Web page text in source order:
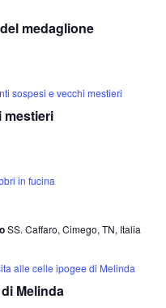
medaglione
mestieri
sospesi e vecchi mestieri
in fucina
SS. Caffaro, Cimego, TN, Italia
Melinda
alle celle ipogee di Melinda